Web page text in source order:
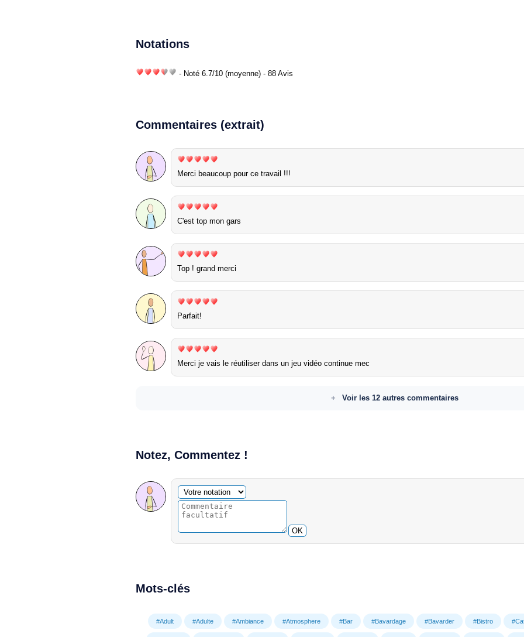
Notations
- Noté 6.7/10 (moyenne) - 88 Avis
Commentaires (extrait)
Merci beaucoup pour ce travail !!!
C'est top mon gars
Top ! grand merci
Parfait!
Merci je vais le réutiliser dans un jeu vidéo continue mec
Voir les 12 autres commentaires
Notez, Commentez !
Commentaire facultatif
Votre notation
OK
Mots-clés
#Adult #Adulte #Ambiance #Atmosphere #Bar #Bavardage #Bavarder #Bistro